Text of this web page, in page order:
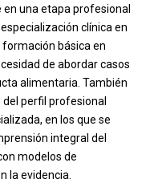
una etapa profesional
clínica en
básica en
de abordar casos
alimentaria. También
perfil profesional
en los que se
integral del
modelos de
la evidencia.